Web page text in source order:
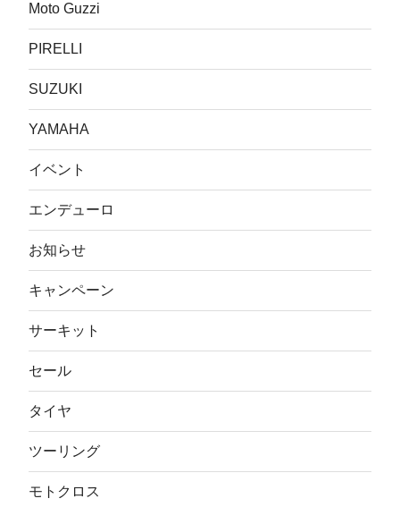
Moto Guzzi
PIRELLI
SUZUKI
YAMAHA
イベント
エンデューロ
お知らせ
キャンペーン
サーキット
セール
タイヤ
ツーリング
モトクロス